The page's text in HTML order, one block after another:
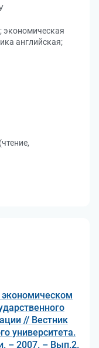
экономическая
английская;
// Вестник
университета.
– 2007. – Вып.2.